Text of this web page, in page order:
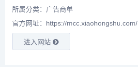
所属分类： 广告商单
官方网址：https://mcc.xiaohongshu.com/
进入网站